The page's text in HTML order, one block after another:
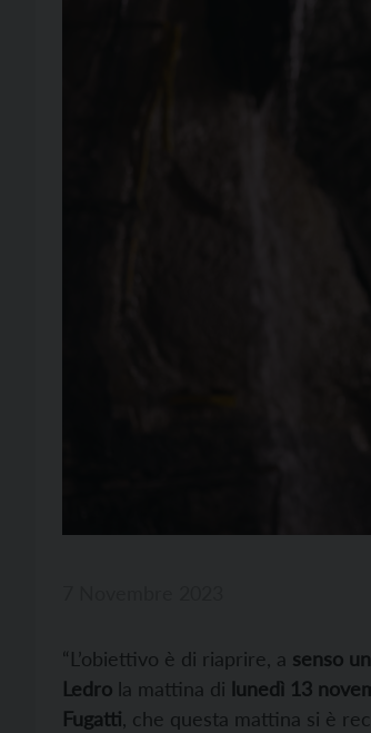
“L’obiettivo è di riaprire, a senso
Ledro la mattina di lunedì 13
Fugatti , che questa mattina si è